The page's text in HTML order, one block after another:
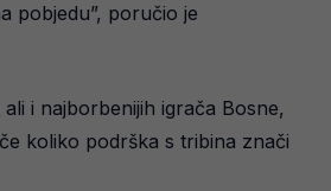
pobjedu”, poručio je
i najborbenijih igrača Bosne,
koliko podrška s tribina znači